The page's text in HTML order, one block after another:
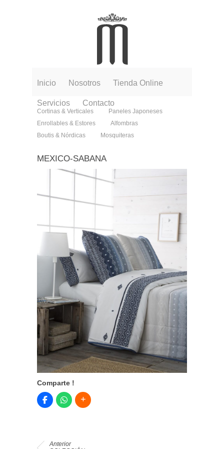
Inicio Nosotros Tienda Online
Servicios Contacto
Cortinas & Verticales
Paneles Japoneses
Enrollables & Estores
Alfombras
Boutis & Nórdicas
Mosquiteras
MEXICO-SABANA
Comparte !
Anterior